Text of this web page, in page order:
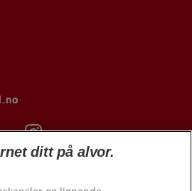
ditt på alvor.